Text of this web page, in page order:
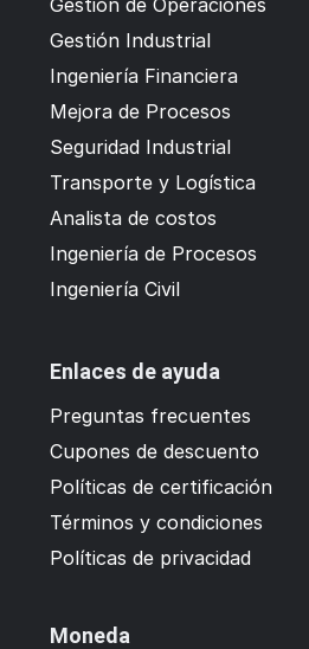
Gestión Industrial
Ingeniería Financiera
Mejora de Procesos
Seguridad Industrial
Transporte y Logística
Analista de costos
Ingeniería de Procesos
Ingeniería Civil
Enlaces de ayuda
Preguntas frecuentes
Cupones de descuento
Políticas de certificación
Términos y condiciones
Políticas de privacidad
Moneda